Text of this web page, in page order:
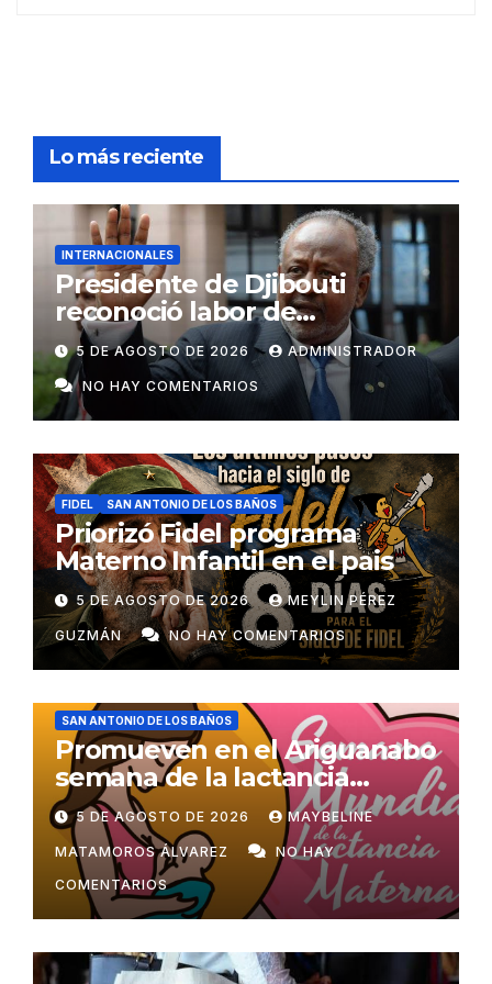
Lo más reciente
INTERNACIONALES
Presidente de Djibouti
reconoció labor de
colaboradores de Cuba
5 DE AGOSTO DE 2026 ADMINISTRADOR
NO HAY COMENTARIOS
FIDEL SAN ANTONIO DE LOS BAÑOS
Priorizó Fidel programa
Materno Infantil en el pais
5 DE AGOSTO DE 2026 MEYLIN PÉREZ
GUZMÁN NO HAY COMENTARIOS
SAN ANTONIO DE LOS BAÑOS
Promueven en el Ariguanabo
semana de la lactancia
materna
5 DE AGOSTO DE 2026 MAYBELINE
MATAMOROS ÁLVAREZ
NO HAY
COMENTARIOS